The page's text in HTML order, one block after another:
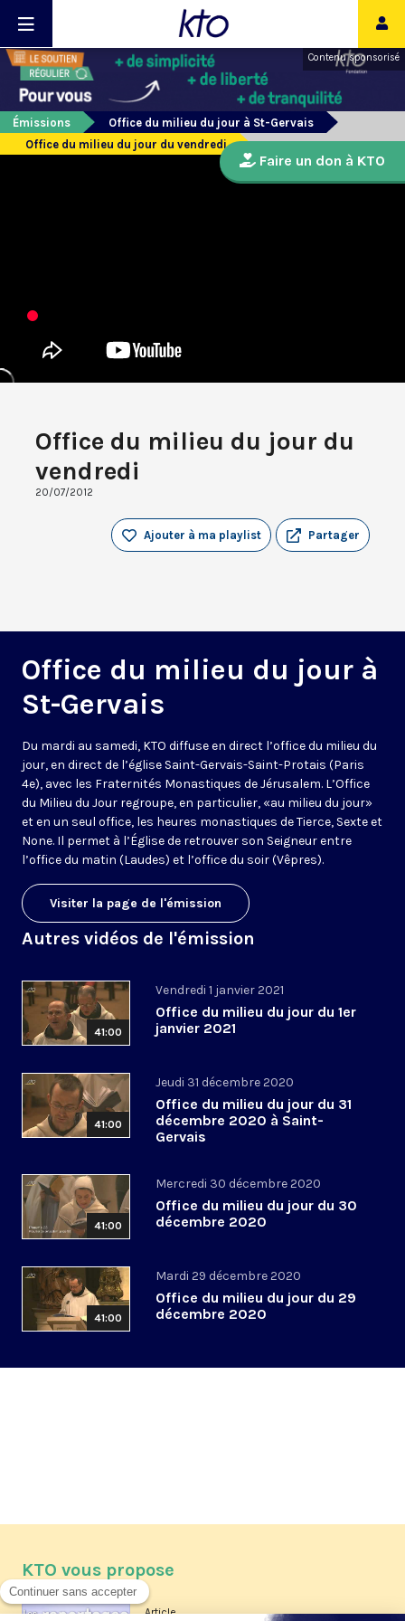
Contenu sponsorisé
Émissions
Office du milieu du jour à St-Gervais
Office du milieu du jour du vendredi
Office du milieu du jour du
vendredi
20/07/2012
Partager
Ajouter à ma playlist
Office du milieu du jour à
St-Gervais
Du mardi au samedi, KTO diffuse en direct l’office du milieu du
jour, en direct de l’église Saint-Gervais-Saint-Protais (Paris
4e), avec les Fraternités Monastiques de Jérusalem. L’Office
du Milieu du Jour regroupe, en particulier, «au milieu du jour»
et en un seul office, les heures monastiques de Tierce, Sexte et
None. Il permet à l’Église de retrouver son Seigneur entre
l’office du matin (Laudes) et l’office du soir (Vêpres).
Visiter la page de l'émission
Autres vidéos de l'émission
41:00
Vendredi 1 janvier 2021
Office du milieu du jour du 1er
janvier 2021
41:00
Jeudi 31 décembre 2020
Office du milieu du jour du 31
décembre 2020 à Saint-
Gervais
41:00
Mercredi 30 décembre 2020
Office du milieu du jour du 30
décembre 2020
41:00
Mardi 29 décembre 2020
Office du milieu du jour du 29
décembre 2020
Faire un don à KTO
KTO vous propose
Article